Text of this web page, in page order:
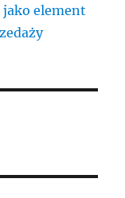
element